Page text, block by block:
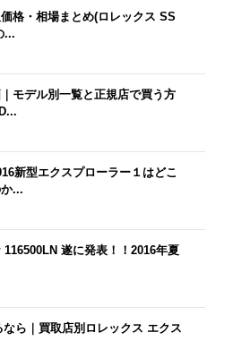
格・相場まとめ(ロレックス SS
...
モデル別一覧と正規店で買う方
新型エクスプローラー１はどこ
...
116500LN 遂に発表！！2016年夏
なら｜買取店別ロレックス エクス